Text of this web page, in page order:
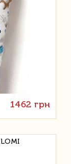
1462 грн